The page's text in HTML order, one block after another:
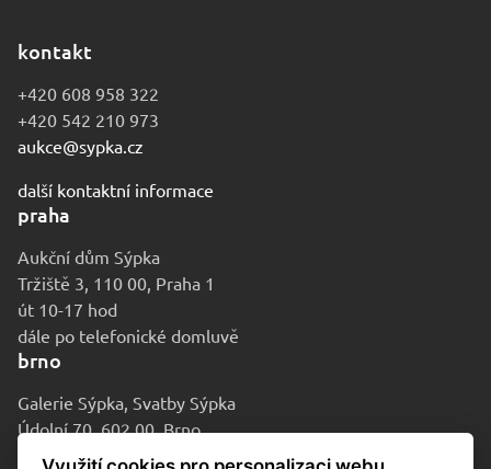
kontakt
+420 608 958 322
+420 542 210 973
aukce@sypka.cz
další kontaktní informace
praha
Aukční dům Sýpka
Tržiště 3, 110 00, Praha 1
út 10-17 hod
dále po telefonické domluvě
brno
Galerie Sýpka, Svatby Sýpka
Údolní 70, 602 00, Brno
po-pá 9-16 hod